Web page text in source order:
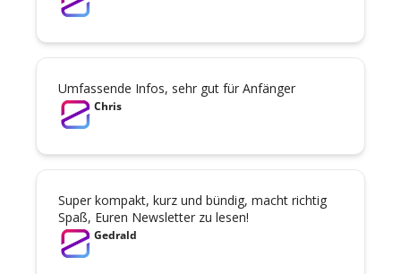
Umfassende Infos, sehr gut für Anfänger
Chris
Super kompakt, kurz und bündig, macht richtig
Spaß, Euren Newsletter zu lesen!
Gedrald